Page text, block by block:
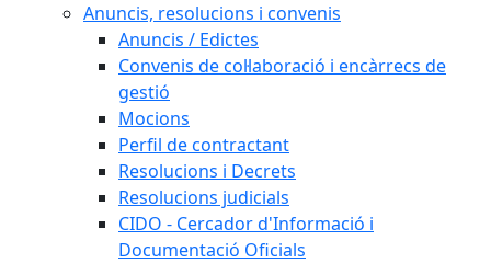
Anuncis, resolucions i convenis
Anuncis / Edictes
Convenis de col·laboració i encàrrecs de
gestió
Mocions
Perfil de contractant
Resolucions i Decrets
Resolucions judicials
CIDO - Cercador d'Informació i
Documentació Oficials